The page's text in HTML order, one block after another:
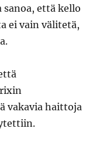
sanoa, että kello
ei vain välitetä,
vakavia haittoja